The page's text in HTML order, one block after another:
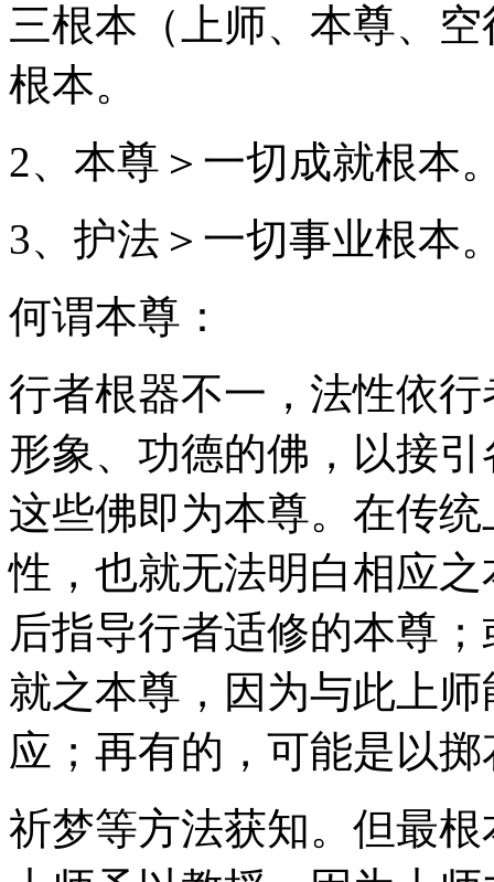
三根本（上师、本尊、
根本。
2、本尊＞一切成就根本
3、护法＞一切事业根本
何谓本尊：
行者根器不一，法性依
形象、功德的佛，以接
这些佛即为本尊。在传
性，也就无法明白相应
后指导行者适修的本尊
就之本尊，因为与此上
应；再有的，可能是以
祈梦等方法获知。但最